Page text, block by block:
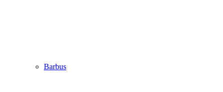
Barbus